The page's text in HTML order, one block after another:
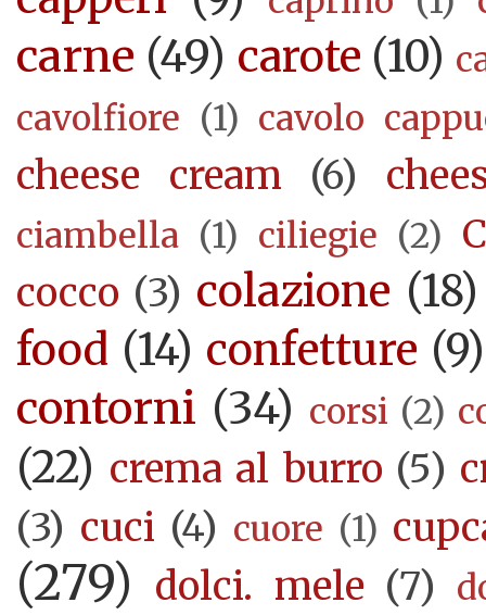
carne (49) carote (10)
cavolfiore (1) cavolo
cheese cream (6)
ciambella (1) ciliegie (2)
cocco (3) colazione (18)
food (14) confetture (9)
contorni (34) corsi (2)
(22) crema al burro (5)
(3) cuci (4) cuore (1)
(279) dolci. mele (7)